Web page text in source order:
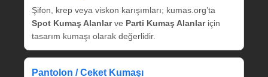
Şifon, krep veya viskon karışımları; kumas.org’ta
Spot Kumaş Alanlarve Parti Kumaş Alanlariçin
tasarım kumaşı olarak değerlidir.
Pantolon / Ceket Kumaşı